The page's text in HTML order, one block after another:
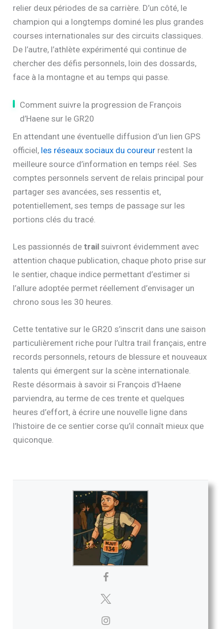
relier deux périodes de sa carrière. D’un côté, le
champion qui a longtemps dominé les plus grandes
courses internationales sur des circuits classiques.
De l’autre, l’athlète expérimenté qui continue de
chercher des défis personnels, loin des dossards,
face à la montagne et au temps qui passe.
Comment suivre la progression de François
d’Haene sur le GR20
En attendant une éventuelle diffusion d’un lien GPS
officiel, les réseaux sociaux du coureur restent la
meilleure source d’information en temps réel. Ses
comptes personnels servent de relais principal pour
partager ses avancées, ses ressentis et,
potentiellement, ses temps de passage sur les
portions clés du tracé.
Les passionnés detrail suivront évidemment avec
attention chaque publication, chaque photo prise sur
le sentier, chaque indice permettant d’estimer si
l’allure adoptée permet réellement d’envisager un
chrono sous les 30 heures.
Cette tentative sur le GR20 s’inscrit dans une saison
particulièrement riche pour l’ultra trail français, entre
records personnels, retours de blessure et nouveaux
talents qui émergent sur la scène internationale.
Reste désormais à savoir si François d’Haene
parviendra, au terme de ces trente et quelques
heures d’effort, à écrire une nouvelle ligne dans
l’histoire de ce sentier corse qu’il connaît mieux que
quiconque.